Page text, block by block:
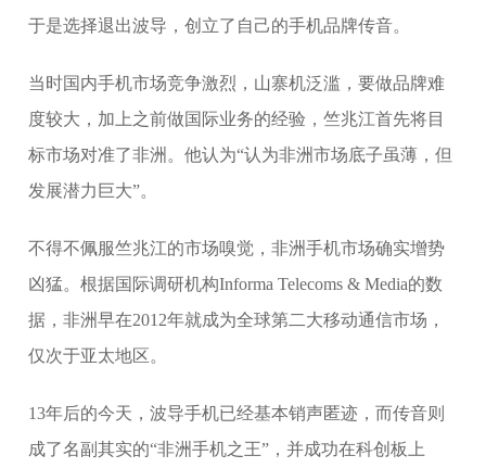
于是选择退出波导，创立了自己的手机品牌传音。
当时国内手机市场竞争激烈，山寨机泛滥，要做品牌难
度较大，加上之前做国际业务的经验，竺兆江首先将目
标市场对准了非洲。他认为“认为非洲市场底子虽薄，但
发展潜力巨大”。
不得不佩服竺兆江的市场嗅觉，非洲手机市场确实增势
凶猛。根据国际调研机构Informa Telecoms & Media的数
据，非洲早在2012年就成为全球第二大移动通信市场，
仅次于亚太地区。
13年后的今天，波导手机已经基本销声匿迹，而传音则
成了名副其实的“非洲手机之王”，并成功在科创板上